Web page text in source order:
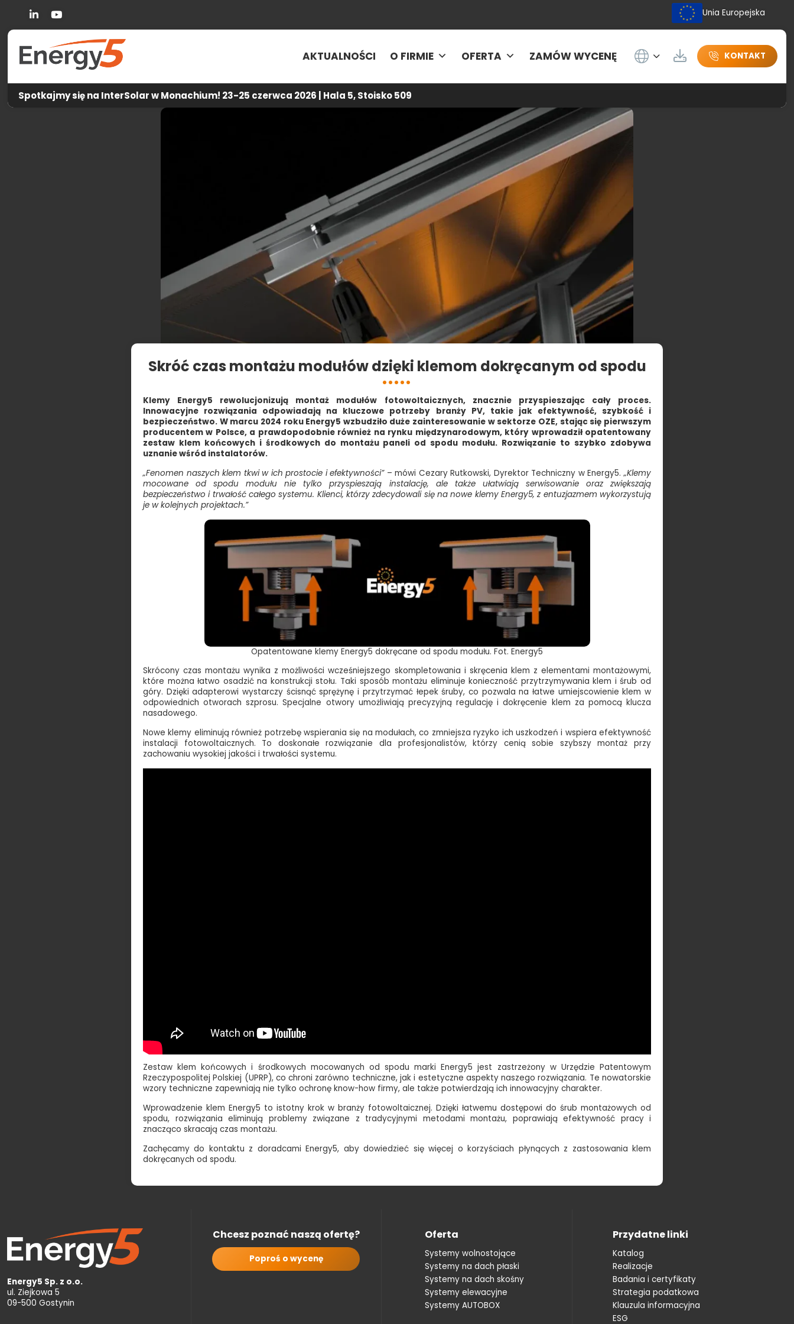
You Tube
Unia Europejska
AKTUALNOŚCI O FIRMIE OFERTA ZAMÓW WYCENĘ
Wybierz język
Do pobraniaKONTAKT
Spotkajmy się na InterSolar w Monachium! 23-25 czerwca 2026 | Hala 5, Stoisko 509
Energy5-Aktualności-Skróć czas montażu modułów dzięki klemom dokręcanym od spodu
Skróć czas montażu modułów dzięki klemom dokręcanym od spodu
Klemy Energy5 rewolucjonizują montaż modułów fotowoltaicznych, znacznie przyspieszając cały proces.
Innowacyjne rozwiązania odpowiadają na kluczowe potrzeby branży PV, takie jak efektywność, szybkość i
bezpieczeństwo. W marcu 2024 roku Energy5 wzbudziło duże zainteresowanie w sektorze OZE, stając się pierwszym
producentem w Polsce, a prawdopodobnie również na rynku międzynarodowym, który wprowadził opatentowany
zestaw klem końcowych i środkowych do montażu paneli od spodu modułu. Rozwiązanie to szybko zdobywa
uznanie wśród instalatorów.
„Fenomen naszych klem tkwi w ich prostocie i efektywności” – mówi Cezary Rutkowski, Dyrektor Techniczny w Energy5. „Klemy
mocowane od spodu modułu nie tylko przyspieszają instalację, ale także ułatwiają serwisowanie oraz zwiększają
bezpieczeństwo i trwałość całego systemu. Klienci, którzy zdecydowali się na nowe klemy Energy5, z entuzjazmem wykorzystują
je w kolejnych projektach.”
Opatentowane klemy Energy5 dokręcane od spodu modułu. Fot. Energy5
Skrócony czas montażu wynika z możliwości wcześniejszego skompletowania i skręcenia klem z elementami montażowymi,
które można łatwo osadzić na konstrukcji stołu. Taki sposób montażu eliminuje konieczność przytrzymywania klem i śrub od
góry. Dzięki adapterowi wystarczy ścisnąć sprężynę i przytrzymać łepek śruby, co pozwala na łatwe umiejscowienie klem w
odpowiednich otworach szprosu. Specjalne otwory umożliwiają precyzyjną regulację i dokręcenie klem za pomocą klucza
nasadowego.
Nowe klemy eliminują również potrzebę wspierania się na modułach, co zmniejsza ryzyko ich uszkodzeń i wspiera efektywność
instalacji fotowoltaicznych. To doskonałe rozwiązanie dla profesjonalistów, którzy cenią sobie szybszy montaż przy
zachowaniu wysokiej jakości i trwałości systemu.
Zestaw klem końcowych i środkowych mocowanych od spodu marki Energy5 jest zastrzeżony w Urzędzie Patentowym
Rzeczypospolitej Polskiej (UPRP), co chroni zarówno techniczne, jak i estetyczne aspekty naszego rozwiązania. Te nowatorskie
wzory techniczne zapewniają nie tylko ochronę know-how firmy, ale także potwierdzają ich innowacyjny charakter.
Wprowadzenie klem Energy5 to istotny krok w branży fotowoltaicznej. Dzięki łatwemu dostępowi do śrub montażowych od
spodu, rozwiązania eliminują problemy związane z tradycyjnymi metodami montażu, poprawiają efektywność pracy i
znacząco skracają czas montażu.
Zachęcamy do kontaktu z doradcami Energy5, aby dowiedzieć się więcej o korzyściach płynących z zastosowania klem
dokręcanych od spodu.
Energy5 Sp. z o.o.
ul. Ziejkowa 5
09-500 Gostynin
Chcesz poznać naszą ofertę?
Poproś o wycenę
Oferta
Systemy wolnostojące
Systemy na dach płaski
Systemy na dach skośny
Systemy elewacyjne
Systemy AUTOBOX
Przydatne linki
Katalog
Realizacje
Badania i certyfikaty
Strategia podatkowa
Klauzula informacyjna
ESG